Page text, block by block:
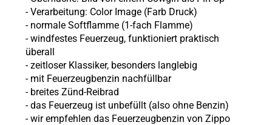
- Verarbeitung: Color Image (Farb Druck)
- normale Softflamme (1-fach Flamme)
- windfestes Feuerzeug, funktioniert praktisch
überall
- zeitloser Klassiker, besonders langlebig
- mit Feuerzeugbenzin nachfüllbar
- breites Zünd-Reibrad
- das Feuerzeug ist unbefüllt (also ohne Benzin)
- wir empfehlen das Feuerzeugbenzin von Zippo